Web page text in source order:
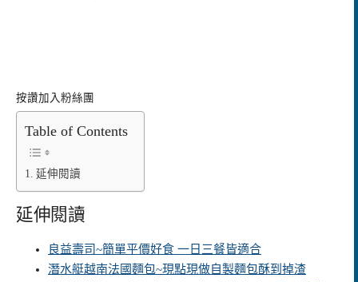
按讚加入粉絲團
Table of Contents
延伸閱讀
延伸閱讀
良益壽司~簡單平價好食 一日三餐皆適合
潛水艇越南法國麵包~現點現做自製麵包酥到掉渣